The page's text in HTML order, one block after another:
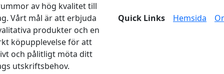
av hög kvalitet till
Vårt mål är att erbjuda
produkter och en
köpupplevelse för att
och pålitligt möta ditt
utskriftsbehov.
Quick Links Hemsida